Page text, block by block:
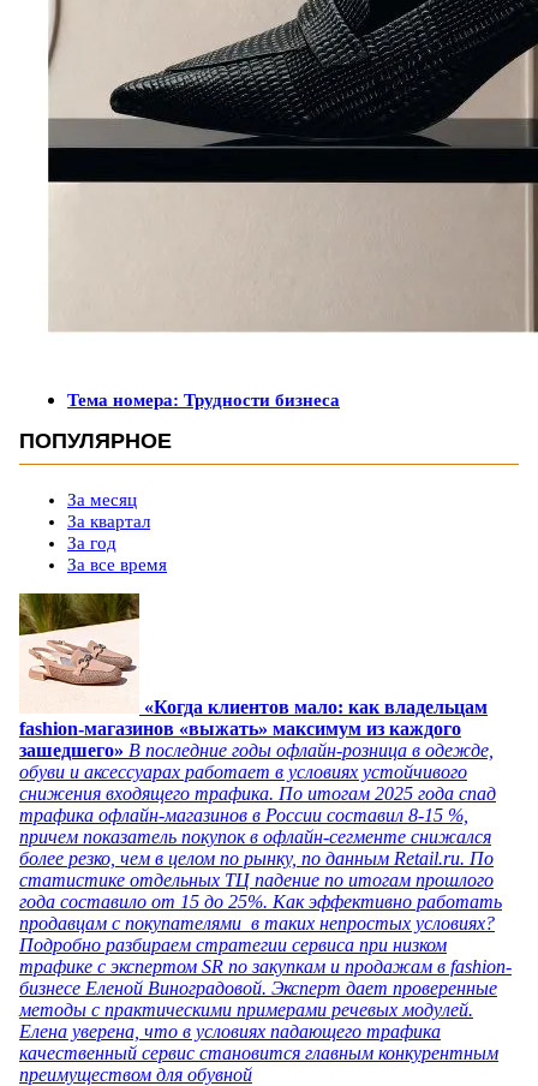
Тема номера: Трудности бизнеса
ПОПУЛЯРНОЕ
За месяц
За квартал
За год
За все время
«Когда клиентов мало: как владельцам
fashion-магазинов «выжать» максимум из каждого
зашедшего» В последние годы офлайн-розница в одежде,
обуви и аксессуарах работает в условиях устойчивого
снижения входящего трафика. По итогам 2025 года спад
трафика офлайн-магазинов в России составил 8-15 %,
причем показатель покупок в офлайн-сегменте снижался
более резко, чем в целом по рынку, по данным Retail.ru. По
статистике отдельных ТЦ падение по итогам прошлого
года составило от 15 до 25%. Как эффективно работать
продавцам с покупателями в таких непростых условиях?
Подробно разбираем стратегии сервиса при низком
трафике с экспертом SR по закупкам и продажам в fashion-
бизнесе Еленой Виноградовой. Эксперт дает проверенные
методы с практическими примерами речевых модулей.
Елена уверена, что в условиях падающего трафика
качественный сервис становится главным конкурентным
преимуществом для обувной